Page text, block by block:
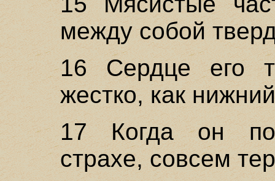
между собой
16 Сердце его
жестко, как
17 Когда он
страхе, совсем